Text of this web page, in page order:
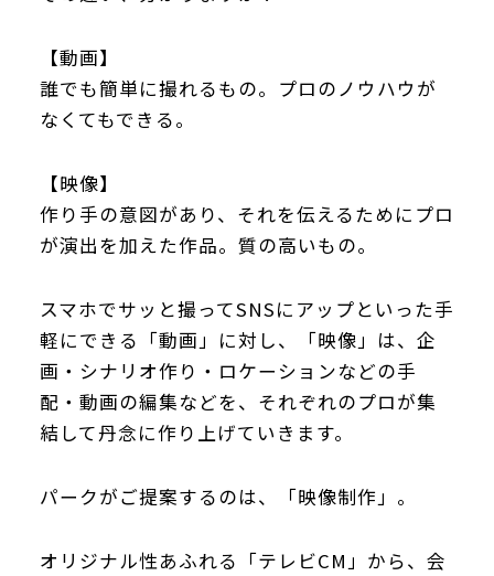
【動画】
誰でも簡単に撮れるもの。プロのノウハウが
なくてもできる。
【映像】
作り手の意図があり、それを伝えるためにプロ
が演出を加えた作品。質の高いもの。
スマホでサッと撮ってSNSにアップといった手
軽にできる「動画」に対し、「映像」は、企
画・シナリオ作り・ロケーションなどの手
配・動画の編集などを、それぞれのプロが集
結して丹念に作り上げていきます。
パークがご提案するのは、「映像制作」。
オリジナル性あふれる「テレビCM」から、会